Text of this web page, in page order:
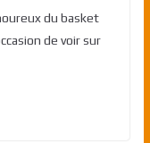
du basket
de voir sur